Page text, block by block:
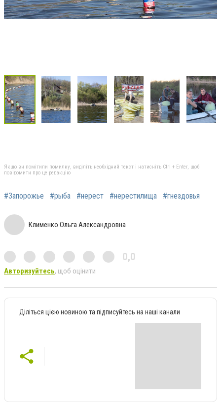
Якщо ви помітили помилку, виділіть необхідний текст і натисніть Ctrl + Enter, щоб
повідомити про це редакцію
#Запорожье #рыба #нерест #нерестилища #гнездовья
Клименко Ольга Александровна
0,0
Авторизуйтесь, щоб оцінити
Діліться цією новиною та підписуйтесь на наші канали